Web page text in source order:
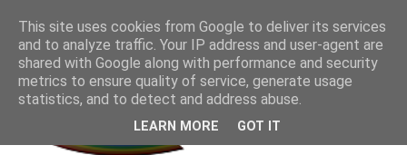
This site uses cookies from Google to deliver its services
and to analyze traffic. Your IP address and user-agent are
shared with Google along with performance and security
metrics to ensure quality of service, generate usage
statistics, and to detect and address abuse.
LEARN MORE GOT IT